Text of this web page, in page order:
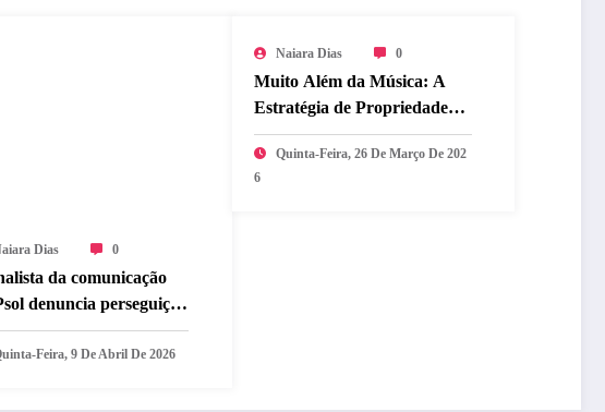
Dias 0
da comunicação
denuncia perseguição
Feira, 9 De Abril De 2026
Naiara Dias 0
Muito Além da Música: A
Estratégia de Propriedade
Intelectual que Blindou o
Legado do BTS
Quinta-Feira, 26 De Março De 202
6